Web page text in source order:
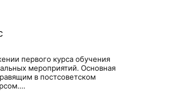
первого курса обучения
мероприятий. Основная
в постсоветском